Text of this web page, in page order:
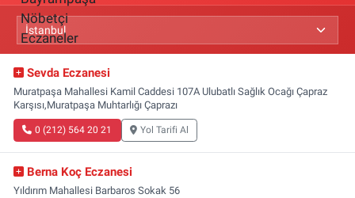
Sevda Eczanesi
Muratpaşa Mahallesi Kamil Caddesi 107A Ulubatlı Sağlık Ocağı Çapraz
Karşısı,Muratpaşa Muhtarlığı Çaprazı
0 (212) 564 20 21 Yol Tarifi Al
Berna Koç Eczanesi
Yıldırım Mahallesi Barbaros Sokak 56